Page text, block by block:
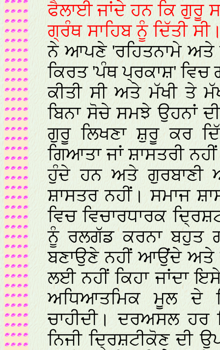
ਫੈਲਾਈ ਜਾਂਦੇ ਹਨ ਕਿ ਗੁਰੂ
ਗ੍ਰੰਥ ਸਾਹਿਬ ਨੂੰ ਦਿੱਤੀ
ਨੇ ਆਪਣੇ 'ਰਹਿਤਨਾਮੇ
ਕਿਰਤ 'ਪੰਥ ਪ੍ਰਕਾਸ਼' ਵਿਚ
ਕੀਤੀ ਸੀ ਅਤੇ ਮੱਖੀ ਤੇ
ਬਿਨਾ ਸੋਚੇ ਸਮਝੇ ਉਹਨਾਂ
ਗੁਰੂ ਲਿਖਣਾ ਸ਼ੁਰੂ ਕਰ
ਗਿਆਤਾ ਜਾਂ ਸ਼ਾਸਤਰੀ
ਹੁੰਦੇ ਹਨ ਅਤੇ ਗੁਰਬਾਣੀ
ਸ਼ਾਸਤਰ ਨਹੀਂ। ਸਮਾਜ
ਵਿਚ ਵਿਚਾਰਧਾਰਕ
ਨੂੰ ਰਲਗੱਡ ਕਰਨਾ ਬਹੁਤ
ਬਣਾਉਣੇ ਨਹੀਂ ਆਉਂਦੇ ਅਤੇ
ਲਈ ਨਹੀਂ ਕਿਹਾ ਜਾਂਦਾ
ਅਧਿਆਤਮਿਕ ਮੂਲ ਦੇ
ਚਾਹੀਦੀ। ਦਰਅਸਲ
ਨਿਜੀ ਦ੍ਰਿਸ਼ਟੀਕੋਣ ਦੀ